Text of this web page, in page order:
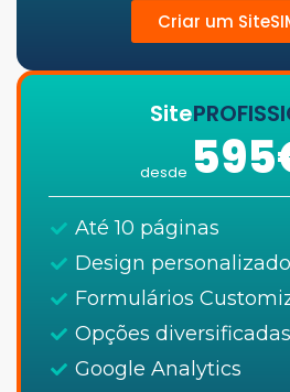
Criar um
Site
desde
Até 10 páginas
Design personalizado
Formulários
Opções diversificadas
Google Analytics